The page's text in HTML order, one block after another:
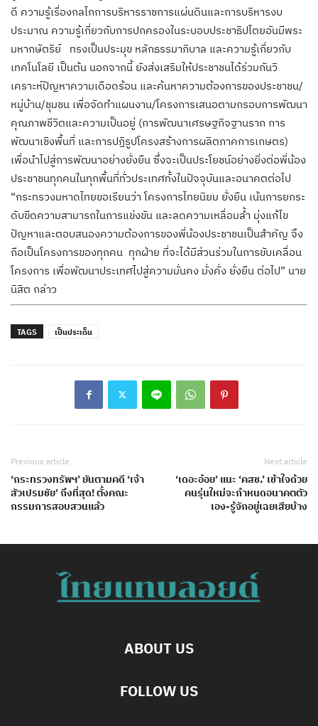
ดี ความรู้เรื่องกลไกการบริหารราชการแผ่นดินและการบริหารงบ
ประมาณ ความรู้เกี่ยวกับการปกครองในระบอบประชาธิปไตยอันมีพระ
มหากษัตริย์ ทรงเป็นประมุข หลักธรรมาภิบาล และความรู้เกี่ยวกับ
เทคโนโลยี เป็นต้น นอกจากนี้ ยังส่งเสริมให้ประชาชนได้ร่วมกันวิ
เคราะห์ปัญหาความเดือดร้อน และค้นหาความต้องการของประชาชน/
หมู่บ้าน/ชุมชน เพื่อจัดทำแผนงาน/โครงการเสนอตามกรอบการพัฒนา
คุณภาพชีวิตและความเป็นอยู่ (การพัฒนาเศรษฐกิจฐานราก การ
พัฒนาเชิงพื้นที่ และการปฏิรูปโครงสร้างการผลิตภาคการเกษตร)
เพื่อนำไปสู่การพัฒนาอย่างยั่งยืน ซึ่งจะเป็นประโยชน์อย่างยิ่งต่อพี่น้อง
ประชาชนทุกคนในทุกพื้นที่ทั่วประเทศทั้งในปัจจุบันและอนาคตต่อไป
“กระทรวงมหาดไทยขอเรียนว่า โครงการไทยนิยม ยั่งยืน เน้นการยกระ
ดับขีดความสามารถในการแข่งขัน และลดความเหลื่อมล้ำ มุ่งแก้ไข
ปัญหาและตอบสนองความต้องการของพี่น้องประชาชนเป็นสำคัญ จึง
ถือเป็นโครงการของทุกคน ทุกฝ่าย ที่จะได้มีส่วนร่วมในการขับเคลื่อน
โครงการ เพื่อพัฒนาประเทศไปสู่ความมั่นคง มั่งคั่ง ยั่งยืน ต่อไป” นาย
นิสิต กล่าว
TAGS เป็นประเด็น
Previous article
‘กระทรวงทรัพฯ’ ยันตามคดี ‘เจ้า
สัวเปรมชัย’ ถึงที่่สุด! ตั้งคณะ
กรรมการสอบสวนแล้ว
Next article
‘เดอะอ๋อย’ แนะ ‘คสช.’ เข้าใจด้วย
คนรุ่นใหม่จะกำหนดอนาคตตัว
เอง-รู้จักอยู่เฉยเสียบ้าง
ABOUT US
FOLLOW US